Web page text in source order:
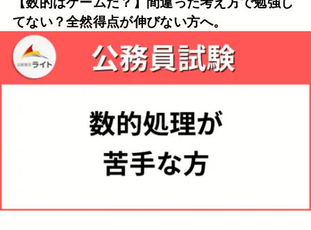
てない？全然得点が伸びない方へ。